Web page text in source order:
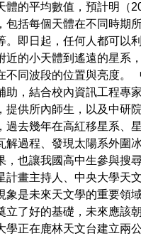
體的平均數值，預計明（
包括每個天體在不同時期
。即日起，任何人都可以
近的小天體到遙遠的星系
不同波段的位置與亮度。
助，結合校內資訊工程專
提供所內師生，以及中研
過去幾年在高紅移星系、
解過程、發現太陽系外圍
，也讓我國高中生參與搜
計畫主持人、中央大學天
象是未來天文學的重要領
立了好的基礎，未來應該
學正在鹿林天文台建立兩